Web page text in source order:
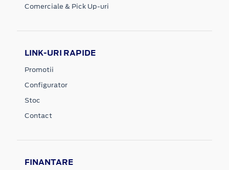
Comerciale & Pick Up-uri
LINK-URI RAPIDE
Promotii
Configurator
Stoc
Contact
FINANTARE